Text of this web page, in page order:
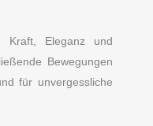
Kraft, Eleganz und
Bewegungen
für unvergessliche